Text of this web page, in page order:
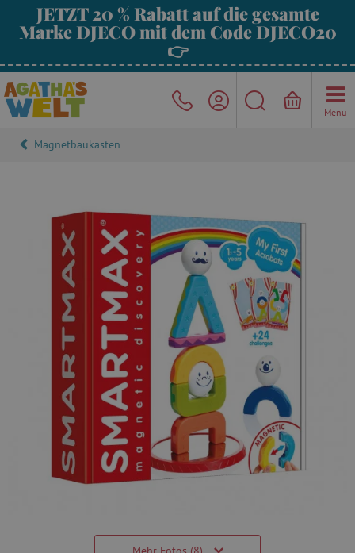
JETZT 20 % Rabatt auf die gesamte
Marke DJECO mit dem Code DJECO20
👉
Menu
Magnetbaukasten